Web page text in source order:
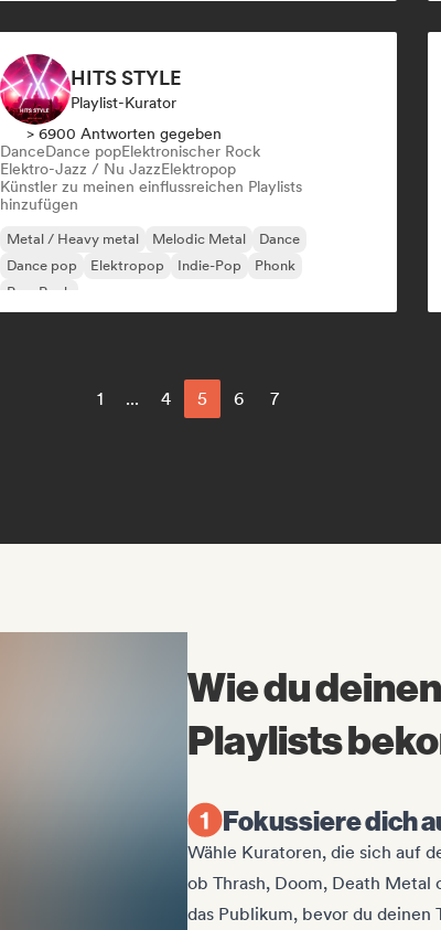
HITS STYLE
Playlist-Kurator
> 6900 Antworten gegeben
DanceDance popElektronischer Rock
Elektro-Jazz / Nu JazzElektropop
Künstler zu meinen einflussreichen Playlists
hinzufügen
Metal / Heavy metal Melodic Metal
Dance
Dance pop
Elektropop Indie-Pop
Phonk
Pop-Rock
1 ... 4 5 6 7
Wie du
Playlists
Fokussiere dich
Wähle Kuratoren, die sich auf
ob Thrash, Doom, Death
das Publikum, bevor du deinen